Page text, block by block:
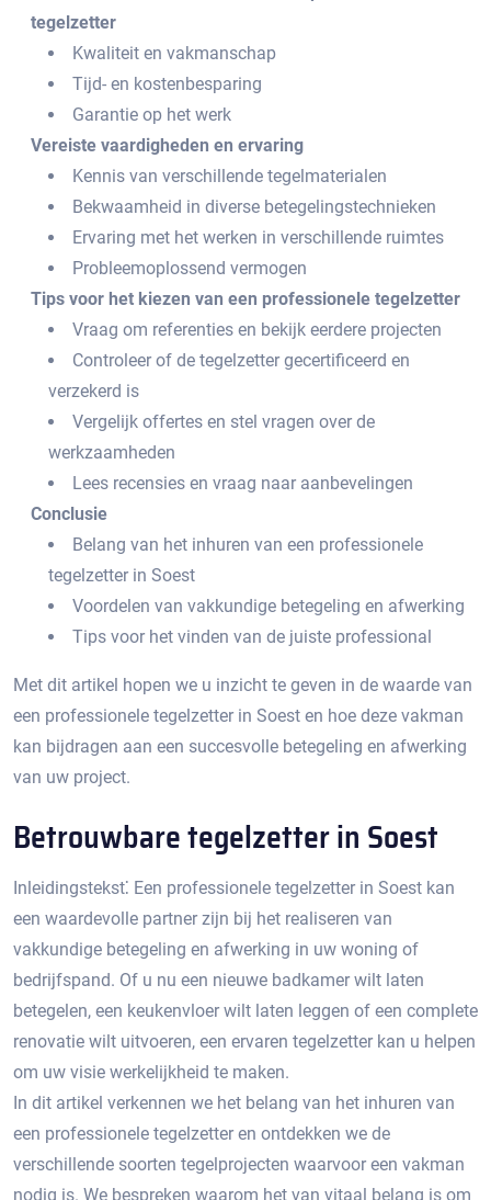
tegelzetter
Kwaliteit en vakmanschap
Tijd- en kostenbesparing
Garantie op het werk
Vereiste vaardigheden en ervaring
Kennis van verschillende tegelmaterialen
Bekwaamheid in diverse betegelingstechnieken
Ervaring met het werken in verschillende ruimtes
Probleemoplossend vermogen
Tips voor het kiezen van een professionele tegelzetter
Vraag om referenties en bekijk eerdere projecten
Controleer of de tegelzetter gecertificeerd en
verzekerd is
Vergelijk offertes en stel vragen over de
werkzaamheden
Lees recensies en vraag naar aanbevelingen
Conclusie
Belang van het inhuren van een professionele
tegelzetter in Soest
Voordelen van vakkundige betegeling en afwerking
Tips voor het vinden van de juiste professional
Met dit artikel hopen we u inzicht te geven in de waarde van
een professionele tegelzetter in Soest en hoe deze vakman
kan bijdragen aan een succesvolle betegeling en afwerking
van uw project.​
Betrouwbare tegelzetter in Soest
Inleidingstekst⁚ Een professionele tegelzetter in Soest kan
een waardevolle partner zijn bij het realiseren van
vakkundige betegeling en afwerking in uw woning of
bedrijfspand.​ Of u nu een nieuwe badkamer wilt laten
betegelen, een keukenvloer wilt laten leggen of een complete
renovatie wilt uitvoeren, een ervaren tegelzetter kan u helpen
om uw visie werkelijkheid te maken.​
In dit artikel verkennen we het belang van het inhuren van
een professionele tegelzetter en ontdekken we de
verschillende soorten tegelprojecten waarvoor een vakman
nodig is.​ We bespreken waarom het van vitaal belang is om